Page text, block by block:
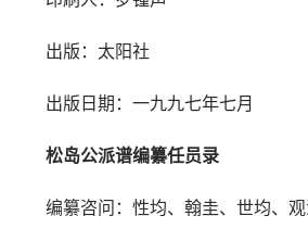
出版：太阳社
出版日期：一九九七年七月
松岛公派谱编纂任员录
编纂咨问：性均、翰圭、世均、